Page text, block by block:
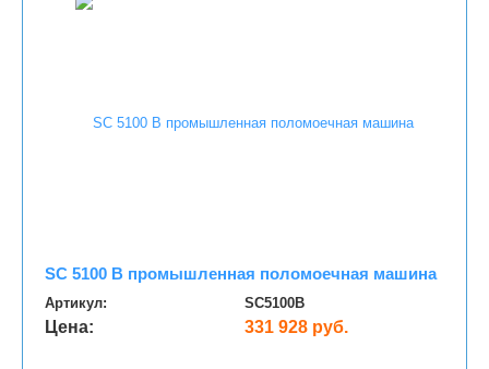
SC 5100 B промышленная поломоечная машина
Артикул: SC5100B
Цена: 331 928 руб.